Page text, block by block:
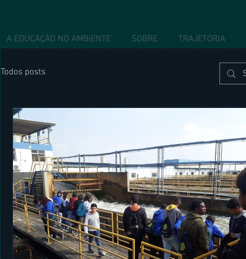
A EDUCAÇÃO NO AMBIENTE SOBRE TRAJETÓRIA
Todos posts